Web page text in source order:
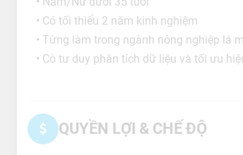
• Có tối thiểu 2 năm kinh nghiệm
• Từng làm trong ngành nông nghiệp là
• Có tư duy phân tích dữ liệu và tối ưu
QUYỀN LỢI & CHẾ ĐỘ